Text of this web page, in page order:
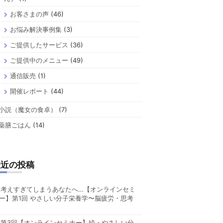
お客さまの声(46)
お悩み解決事例集 (3)
ご提供したサービス (36)
ご提供中のメニュー (49)
通信販売 (1)
開催レポート (44)
説（魔女の食卓）
(7)
膳ごはん (14)
の投稿
考えすぎてしまうあなたへ…【オンラインセミ
】第1回 やさしい分子栄養学〜脳疲労・思考